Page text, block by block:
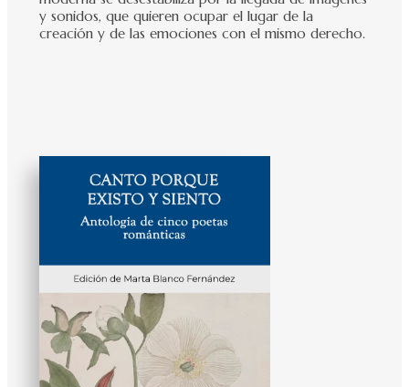
y sonidos, que quieren ocupar el lugar de la
creación y de las emociones con el mismo derecho.